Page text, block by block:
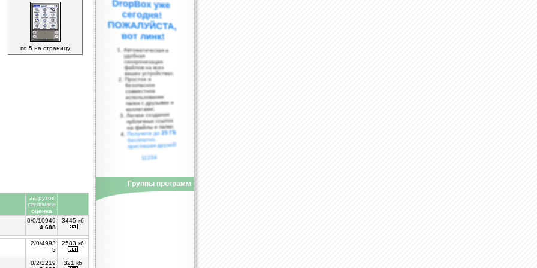
по 5 на страницу
загрузок
сег/вч/все
оценка
0/0/10949
4.688
3445 кб
2/0/4993
5
2583 кб
0/2/2219
321 кб
вот линк!
Автоматическая и
удобная
синхронизация
файлов на всех
ваших устройствах;
Простое и
безопасное
совместное
использование
папок с друзьями и
коллегами;
Легкое создание
публичных ссылок
на файлы и папки;
Получите до25 ГБ
бесплатно,
приглашая друзей!
11234
Группы программ